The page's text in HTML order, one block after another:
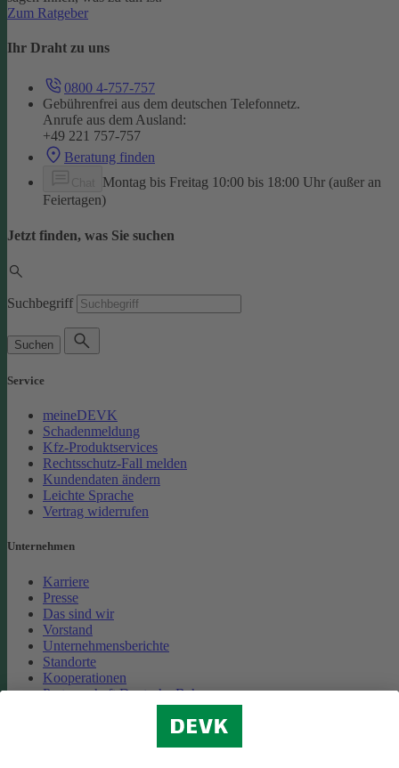
Zum Ratgeber
Ihr Draht zu uns
0800 4-757-757
Gebührenfrei aus dem deutschen Telefonnetz.
Anrufe aus dem Ausland:
+49 221 757-757
Beratung finden
Montag bis Freitag 10:00 bis 18:00 Uhr (außer an
Feiertagen)
Jetzt finden, was Sie suchen
Suchbegriff
Suchen
Service
meineDEVK
Schadenmeldung
Kfz-Produktservices
Rechtsschutz-Fall melden
Kundendaten ändern
Leichte Sprache
Vertrag widerrufen
Unternehmen
Karriere
Presse
Das sind wir
Vorstand
Unternehmensberichte
Standorte
Kooperationen
Partnerschaft Deutsche Bahn